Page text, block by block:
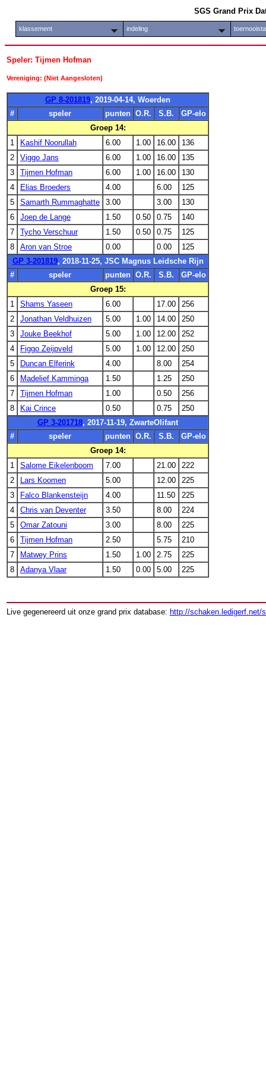
SGS Grand Prix
klassement indeling
Speler: Tijmen Hofman
Vereniging: (Niet Aangesloten)
GP 8-201819, 2019-04-14, Woerden
#
speler punten O.R. S.B.
GP-elo
Groep 14:
1
Kashif Noorullah 6.00 1.00 16.00
136
2
Viggo Jans 6.00 1.00 16.00
135
3
Tijmen Hofman 6.00 1.00 16.00
130
4
Elias Broeders 4.00 6.00
125
5
Samarth Rummaghatte 3.00 3.00
130
6
Joep de Lange 1.50 0.50 0.75
140
7
Tycho Verschuur 1.50 0.50 0.75
125
8
Aron van Stroe 0.00 0.00
125
GP 3-201819, 2018-11-25, JSC Magnus Leidsche Rijn
#
speler punten O.R. S.B.
GP-elo
Groep 15:
1
Shams Yaseen 6.00 17.00
256
2
Jonathan Veldhuizen 5.00 1.00 14.00
250
3
Jouke Beekhof 5.00 1.00 12.00
252
4
Figgo Zeijpveld 5.00 1.00 12.00
250
5
Duncan Elferink 4.00 8.00
254
6
Madelief Kamminga 1.50 1.25
250
7
Tijmen Hofman 1.00 0.50
256
8
Kai Crince 0.50 0.75
250
GP 3-201718, 2017-11-19, ZwarteOlifant
#
speler punten O.R. S.B.
GP-elo
Groep 14:
1
Salome Eikelenboom 7.00 21.00
222
2
Lars Koomen 5.00 12.00
225
3
Falco Blankensteijn 4.00 11.50
225
4
Chris van Deventer 3.50 8.00
224
5
Omar Zatouni 3.00 8.00
225
6
Tijmen Hofman 2.50 5.75
210
7
Matwey Prins 1.50 1.00 2.75
225
8
Adanya Vlaar 1.50 0.00 5.00 225
Live gegenereerd uit onze grand prix database: http://schaken.ledigerf.net/